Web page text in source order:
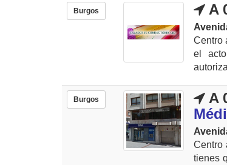
Burgos A
Centro
el
Burgos A
Centro
tienes